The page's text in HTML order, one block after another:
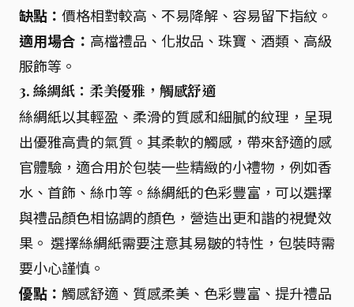
缺點： 價格相對較高、不易降解、容易留下指紋。
適用場合： 高檔禮品、化妝品、珠寶、酒類、高級
服飾等。
3. 絲綢紙：柔美優雅，觸感舒適
絲綢紙以其輕盈、柔滑的質感和細膩的紋理，呈現
出優雅高貴的氣質。其柔軟的觸感，帶來舒適的感
官體驗，適合用於包裝一些精緻的小禮物，例如香
水、首飾、絲巾等。絲綢紙的色彩豐富，可以選擇
與禮品顏色相協調的顏色，營造出更和諧的視覺效
果。 選擇絲綢紙需要注意其易皺的特性，包裝時需
要小心謹慎。
優點： 觸感舒適、質感柔美、色彩豐富、提升禮品